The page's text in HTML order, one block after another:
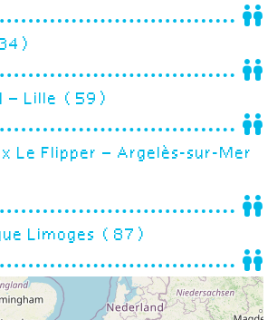
– Lille (59)
Le Flipper – Argelès-sur-Mer
Limoges (87)